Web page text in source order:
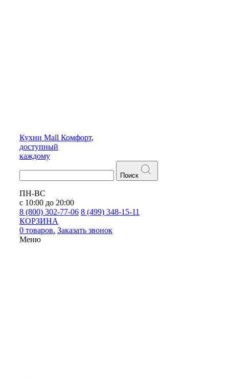
Кухни Mall Комфорт,
доступный
каждому
Поиск
ПН-ВС
с 10:00 до 20:00
8 (800) 302-77-06 8 (499) 348-15-11
КОРЗИНА
0 товаров. Заказать звонок
Меню